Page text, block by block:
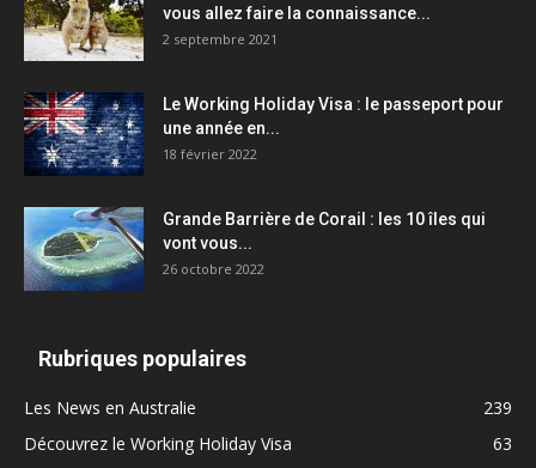
vous allez faire la connaissance...
2 septembre 2021
Le Working Holiday Visa : le passeport pour
une année en...
18 février 2022
Grande Barrière de Corail : les 10 îles qui
vont vous...
26 octobre 2022
Rubriques populaires
Les News en Australie
239
Découvrez le Working Holiday Visa
63